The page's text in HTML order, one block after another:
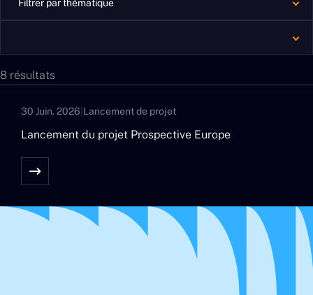
8 résultats
30 Juin. 2026 Lancement de projet
Lancement du projet Prospective Europe